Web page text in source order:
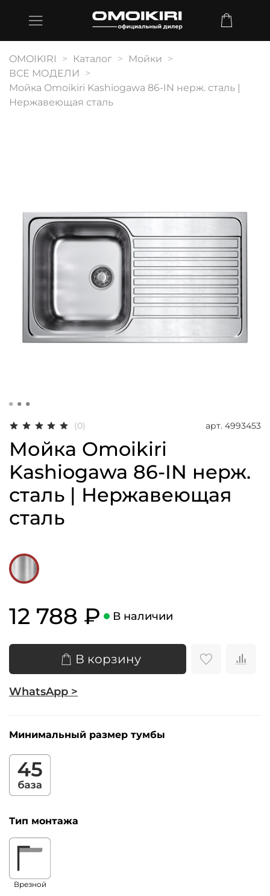
OMOIKIRI Каталог
Мойки
ВСЕ МОДЕЛИ
Мойка Omoikiri Kashiogawa 86-IN нерж. сталь |
Нержавеющая сталь
(0) арт. 4993453
Мойка Omoikiri
Kashiogawa 86-IN нерж.
сталь | Нержавеющая
сталь
12 788 ₽ В наличии
В корзину
WhatsApp >
Минимальный размер тумбы
Тип монтажа
Врезной